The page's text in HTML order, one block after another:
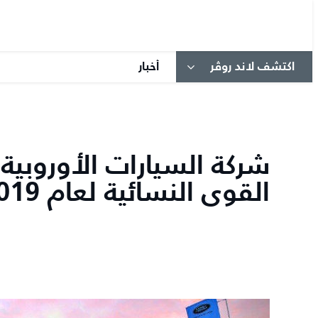
اكتشف لاند روڤر أخبار
شركة السيارات
القوى النسائية لعام 2019